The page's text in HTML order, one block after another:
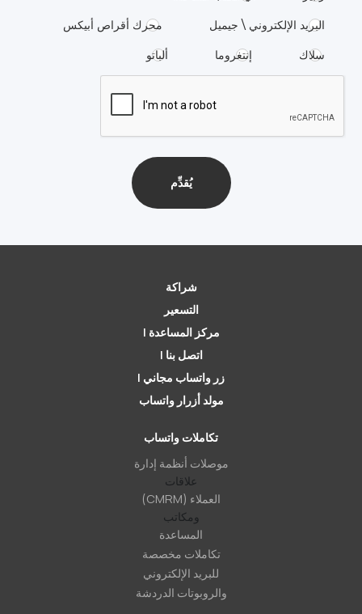
البريد الإلكتروني \ جيميل محرك أقراص أبيكس
سلاك إنتغروما ألباتو
شراكة
التسعير
مركز المساعدة |
اتصل بنا |
زر واتساب مجاني |
مولد أزرار واتساب
تكاملات واتساب
موصلات أنظمة إدارة
علاقات
العملاء (CMRM)
ومكاتب
المساعدة
تكاملات مخصصة
للبريد الإلكتروني
والروبوتات الدردشة